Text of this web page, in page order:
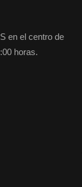
en el centro de
horas.